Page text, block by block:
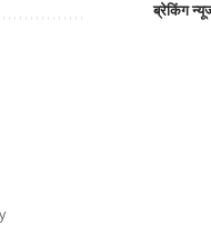
ब्रेकिंग